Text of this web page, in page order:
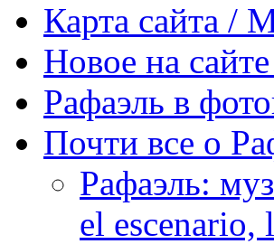
Карта сайта /
Новое на
Рафаэль в
Почти все о
Рафаэль:
el escenario,